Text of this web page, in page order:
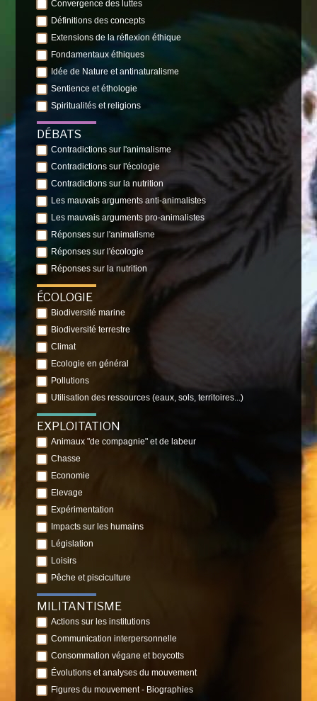
Convergence des luttes
Définitions des concepts
Extensions de la réflexion éthique
Fondamentaux éthiques
Idée de Nature et antinaturalisme
Sentience et éthologie
Spiritualités et religions
DÉBATS
Contradictions sur l'animalisme
Contradictions sur l'écologie
Contradictions sur la nutrition
Les mauvais arguments anti-animalistes
Les mauvais arguments pro-animalistes
Réponses sur l'animalisme
Réponses sur l'écologie
Réponses sur la nutrition
ÉCOLOGIE
Biodiversité marine
Biodiversité terrestre
Climat
Ecologie en général
Pollutions
Utilisation des ressources (eaux, sols, territoires...)
EXPLOITATION
Animaux "de compagnie" et de labeur
Chasse
Economie
Elevage
Expérimentation
Impacts sur les humains
Législation
Loisirs
Pêche et pisciculture
MILITANTISME
Actions sur les institutions
Communication interpersonnelle
Consommation végane et boycotts
Évolutions et analyses du mouvement
Figures du mouvement - Biographies